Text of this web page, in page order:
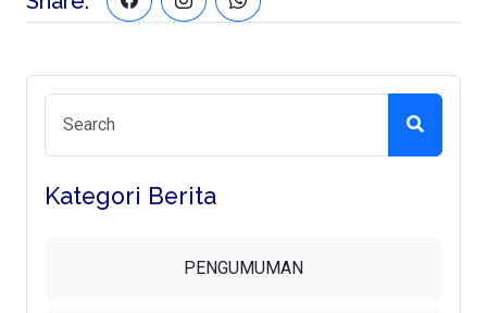
Kategori Berita
PENGUMUMAN